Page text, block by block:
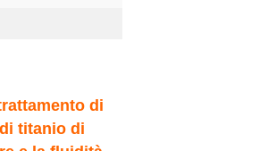
di
titanio di